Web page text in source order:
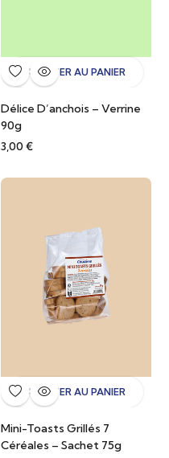
AJOUTER AU PANIER
Délice D’anchois – Verrine
90g
3,00 €
AJOUTER AU PANIER
Mini-Toasts Grillés 7
Céréales – Sachet 75g